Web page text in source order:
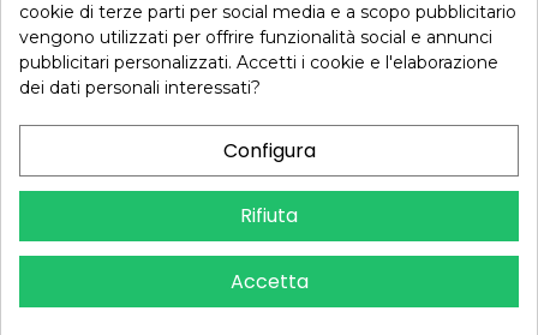
Accetto le condizioni generali e la politica di riservatezza in
base alla Privacy Policy
Dichiarazione di Accessibilità – Oreb.com
Copyright © 2024 OREB S.R.L. - P.Iva 00937560720 - Tutti i diritti
riservati - Dev.
cookie di terze parti per social media e a scopo pubblicitario
vengono utilizzati per offrire funzionalità social e annunci
pubblicitari personalizzati. Accetti i cookie e l'elaborazione
dei dati personali interessati?
Configura
Rifiuta
Accetta